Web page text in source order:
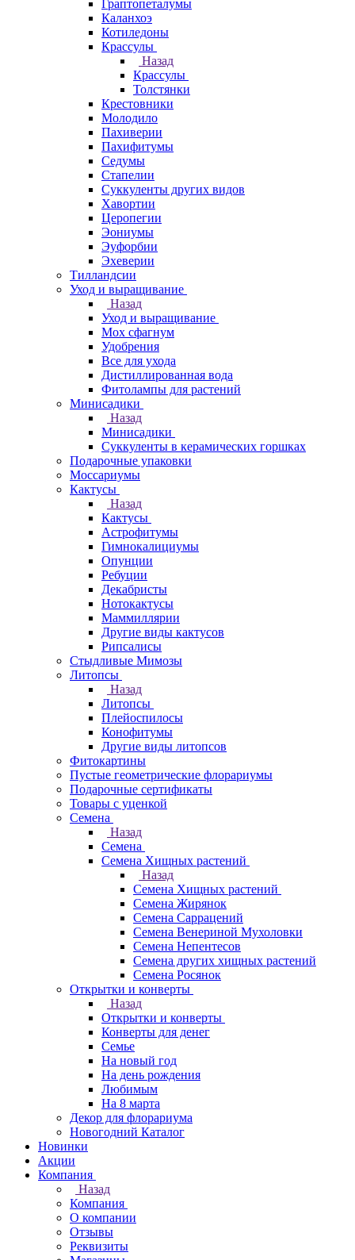
Граптопеталумы
Каланхоэ
Котиледоны
Крассулы
Назад
Крассулы
Толстянки
Крестовники
Молодило
Пахиверии
Пахифитумы
Седумы
Стапелии
Суккуленты других видов
Хавортии
Церопегии
Эониумы
Эуфорбии
Эхеверии
Тилландсии
Уход и выращивание
Назад
Уход и выращивание
Мох сфагнум
Удобрения
Все для ухода
Дистиллированная вода
Фитолампы для растений
Минисадики
Назад
Минисадики
Суккуленты в керамических горшках
Подарочные упаковки
Моссариумы
Кактусы
Назад
Кактусы
Астрофитумы
Гимнокалициумы
Опунции
Ребуции
Декабристы
Нотокактусы
Маммиллярии
Другие виды кактусов
Рипсалисы
Стыдливые Мимозы
Литопсы
Назад
Литопсы
Плейоспилосы
Конофитумы
Другие виды литопсов
Фитокартины
Пустые геометрические флорариумы
Подарочные сертификаты
Товары с уценкой
Семена
Назад
Семена
Семена Хищных растений
Назад
Семена Хищных растений
Семена Жирянок
Семена Саррацений
Семена Венериной Мухоловки
Семена Непентесов
Семена других хищных растений
Семена Росянок
Открытки и конверты
Назад
Открытки и конверты
Конверты для денег
Семье
На новый год
На день рождения
Любимым
На 8 марта
Декор для флорариума
Новогодний Каталог
Новинки
Акции
Компания
Назад
Компания
О компании
Отзывы
Реквизиты